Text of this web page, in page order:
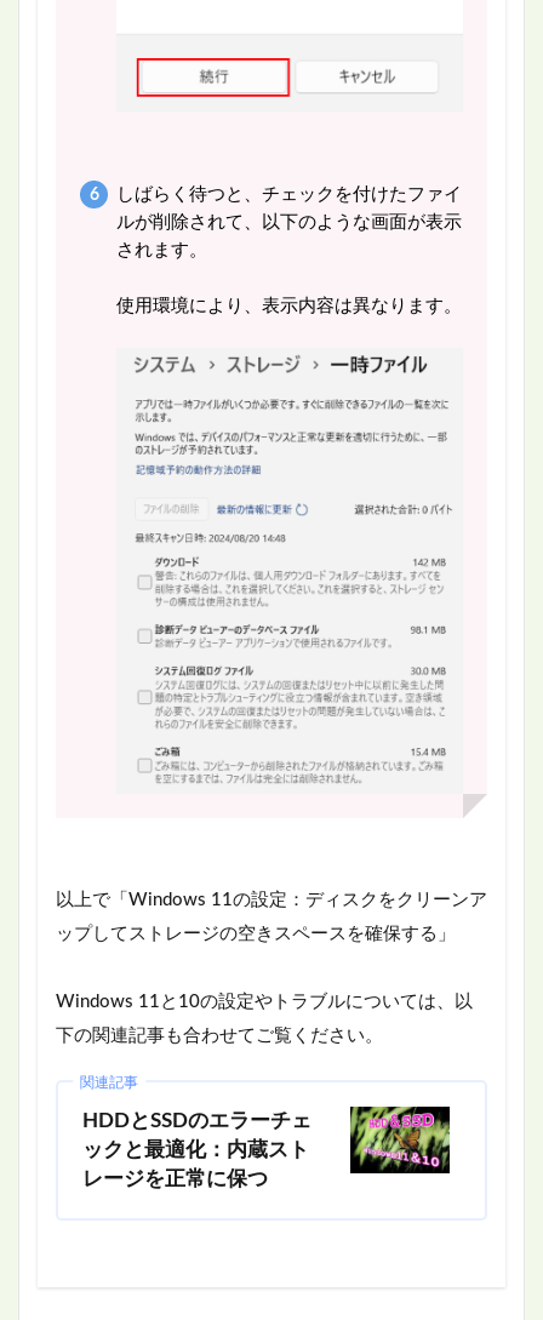
しばらく待つと、チェックを付けたファイ
ルが削除されて、以下のような画面が表示
されます。
使用環境により、表示内容は異なります。
以上で「Windows 11の設定：ディスクをクリーンア
ップしてストレージの空きスペースを確保する」
Windows 11と10の設定やトラブルについては、以
下の関連記事も合わせてご覧ください。
関連記事
HDDとSSDのエラーチェ
ックと最適化：内蔵スト
レージを正常に保つ